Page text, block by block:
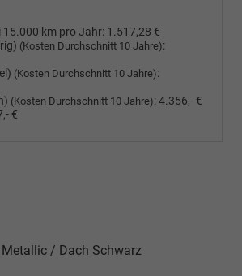
15.000 km pro Jahr: 1.517,28 €
(Kosten Durchschnitt 10 Jahre):
(Kosten Durchschnitt 10 Jahre):
(Kosten Durchschnitt 10 Jahre):4.356,- €
€
Metallic / Dach Schwarz